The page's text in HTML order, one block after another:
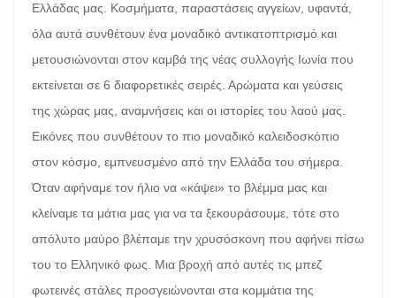
Ελλάδας μας. Κοσμήματα, παραστάσεις αγγείων, υφαντά,
όλα αυτά συνθέτουν ένα μοναδικό αντικατοπτρισμό και
μετουσιώνονται στον καμβά της νέας συλλογής Ιωνία που
εκτείνεται σε 6 διαφορετικές σειρές. Αρώματα και γεύσεις
της χώρας μας, αναμνήσεις και οι ιστορίες του λαού μας.
Εικόνες που συνθέτουν το πιο μοναδικό καλειδοσκόπιο
στον κόσμο, εμπνευσμένο από την Ελλάδα του σήμερα.
Όταν αφήναμε τον ήλιο να «κάψει» το βλέμμα μας και
κλείναμε τα μάτια μας για να τα ξεκουράσουμε, τότε στο
απόλυτο μαύρο βλέπαμε την χρυσόσκονη που αφήνει πίσω
του το Ελληνικό φως. Mια βροχή από αυτές τις μπεζ
φωτεινές στάλες προσγειώνονται στα κομμάτια της